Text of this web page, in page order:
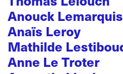
Anouck Lemarquis
Anaïs Leroy
Mathilde
Anne Le Troter